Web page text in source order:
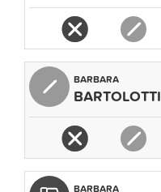
BARBARA
BARTOLOTTI
BARBARA